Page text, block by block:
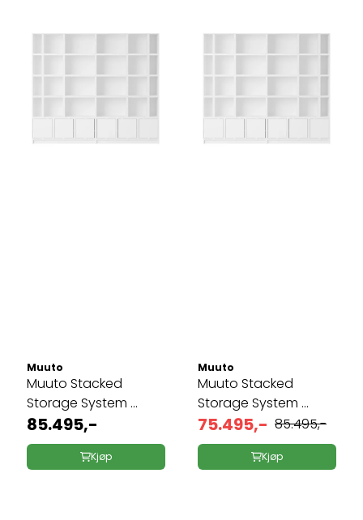
Muuto
Muuto Stacked
Storage System ...
85.495,-
Kjøp
Muuto
Muuto Stacked
Storage System ...
75.495,- 85.495,-
Kjøp